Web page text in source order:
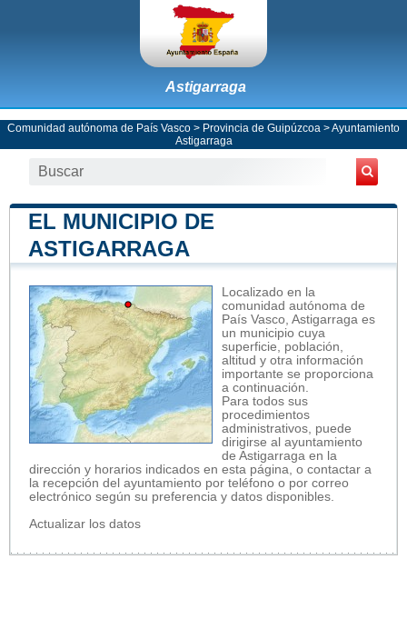
Astigarraga
Comunidad autónoma de País Vasco > Provincia de Guipúzcoa >Ayuntamiento
Astigarraga
EL MUNICIPIO DE
ASTIGARRAGA
Localizado en la
comunidad autónoma de
País Vasco, Astigarraga es
un municipio cuya
superficie, población,
altitud y otra información
importante se proporciona
a continuación.
Para todos sus
procedimientos
administrativos, puede
dirigirse al ayuntamiento
de Astigarraga en la
dirección y horarios indicados en esta página, o contactar a
la recepción del ayuntamiento por teléfono o por correo
electrónico según su preferencia y datos disponibles.
Actualizar los datos